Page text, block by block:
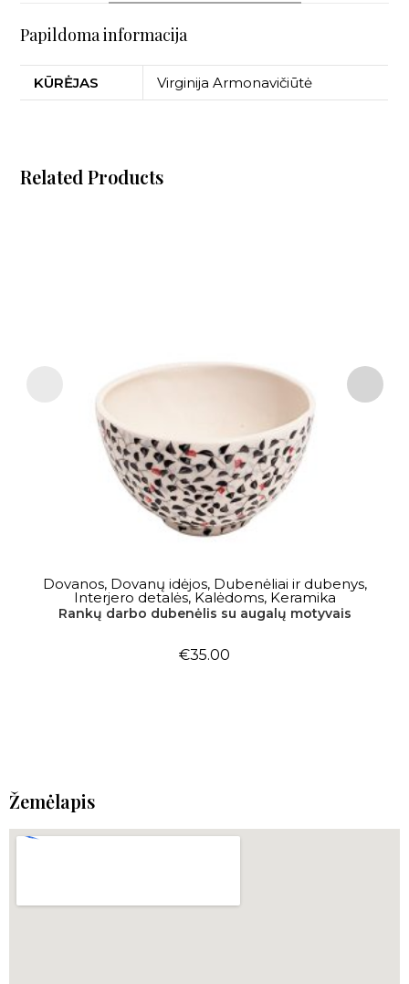
Papildoma informacija
KŪRĖJAS Virginija Armonavičiūtė
Related Products
Į KREPŠELĮ
Dovanos, Dovanų idėjos, Dubenėliai ir dubenys,
Interjero detalės, Kalėdoms, Keramika
Rankų darbo dubenėlis su augalų motyvais
€35.00
Žemėlapis